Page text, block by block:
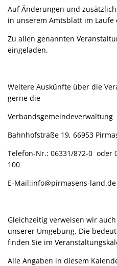
Auf Änderungen und
in unserem Amtsblatt im Laufe
Zu allen genannten
eingeladen.
Weitere Auskünfte über die
gerne die
Verbandsgemeindeverwaltung
Bahnhofstraße 19, 66953
Telefon-Nr.: 06331/872-0 oder
100
E-Mail:info@pirmasens-land.de
Gleichzeitig verweisen wir
unserer Umgebung. Die
finden Sie im
Alle Angaben in diesem